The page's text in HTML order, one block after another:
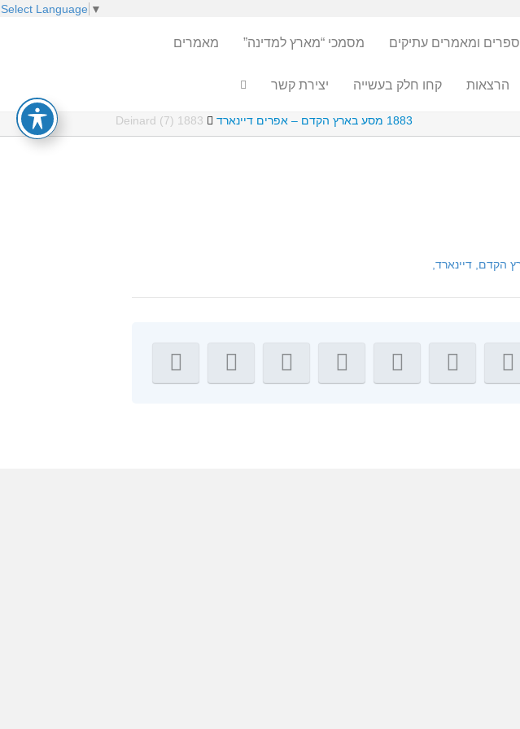
Select Language ▼
ספרים ומאמרים עתיקים מסמכי “מארץ למדינה” מאמרים
הרצאות קחו חלק בעשייה יצירת קשר
1883 מסע בארץ הקדם – אפרים דיינארד 1883 Deinard (7)